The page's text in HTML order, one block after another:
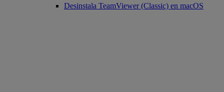
Desinstala TeamViewer (Classic) en macOS